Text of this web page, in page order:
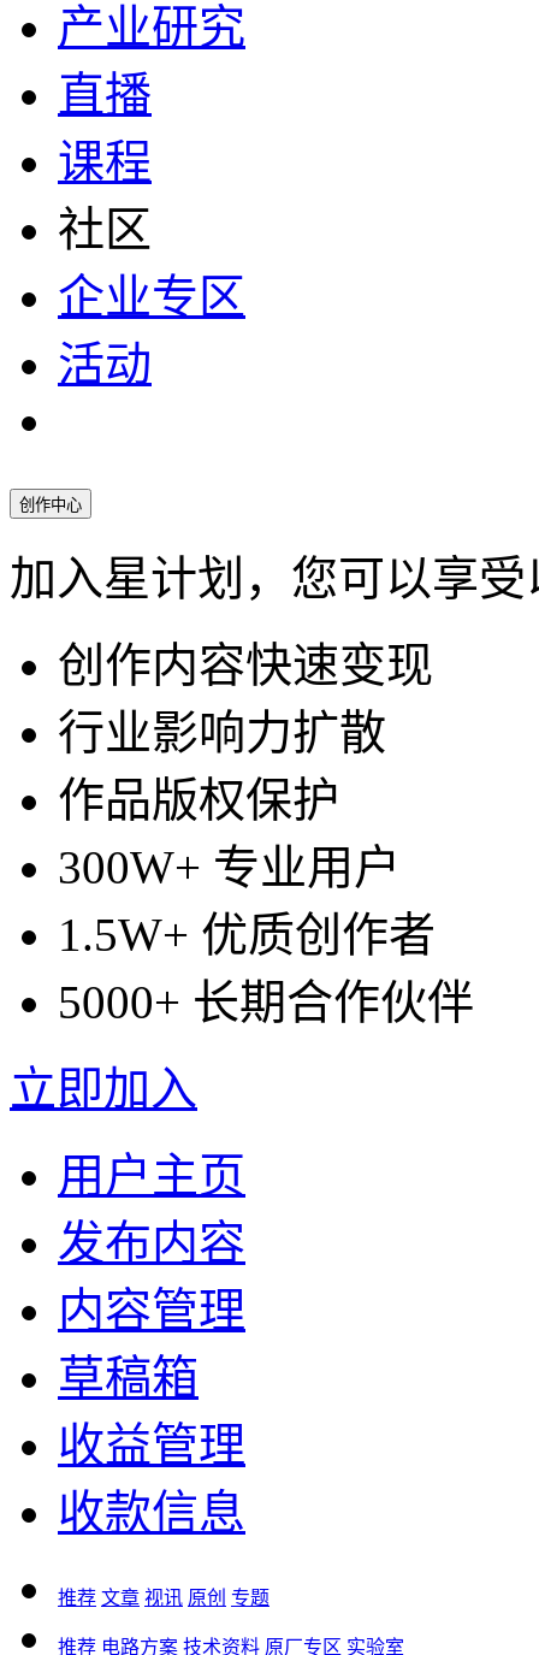
产业研究
直播
课程
社区
企业专区
活动
创作中心
加入星计划，您可以享
创作内容快速变现
行业影响力扩散
作品版权保护
300W+ 专业用户
1.5W+ 优质创作者
5000+ 长期合作伙伴
立即加入
用户主页
发布内容
内容管理
草稿箱
收益管理
收款信息
推荐 文章 视讯 原创 专题
推荐 电路方案 技术资料 原厂专区 实验室